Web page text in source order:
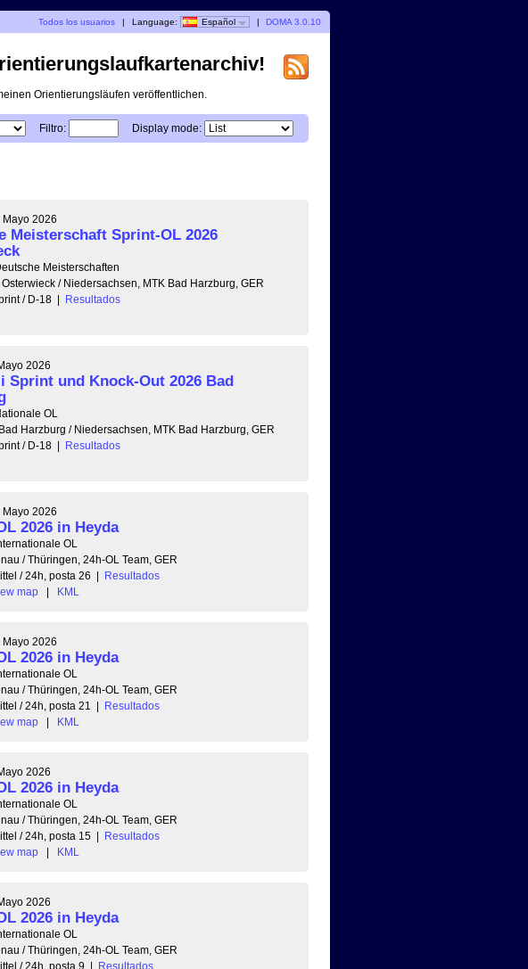
Todos los usuarios | Language: Español | DOMA 3.0.10
Orientierungsläufen veröffentlichen.
Filtro: Display mode:
2026
Meisterschaft Sprint-OL 2026
Meisterschaften
/ Niedersachsen, MTK Bad Harzburg, GER
/ D-18 | Resultados
2026
Sprint und Knock-Out 2026 Bad
OL
Harzburg / Niedersachsen, MTK Bad Harzburg, GER
/ D-18 | Resultados
2026
2026 in Heyda
OL
/ Thüringen, 24h-OL Team, GER
/ 24h, posta 26 | Resultados
map
| KML
2026
2026 in Heyda
OL
/ Thüringen, 24h-OL Team, GER
/ 24h, posta 21
| Resultados
map
| KML
2026
2026 in Heyda
OL
/ Thüringen, 24h-OL Team, GER
/ 24h, posta 15 | Resultados
map
| KML
2026
2026 in Heyda
OL
/ Thüringen, 24h-OL Team, GER
/ 24h, posta 9 | Resultados